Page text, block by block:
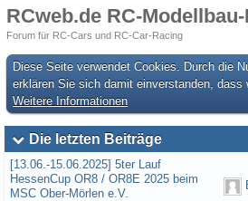
RCweb.de RC-
Forum für RC-Cars und RC-Car-Racing
Diese Seite verwendet Cookies. Durch die
erklären Sie sich damit einverstanden, dass
Weitere Informationen
Die letzten Beiträge
[13.06.-15.06.2025] 5ter Lauf
HessenCup OR8 / OR8E 2025 beim
MSC Ober-Mörlen e.V.